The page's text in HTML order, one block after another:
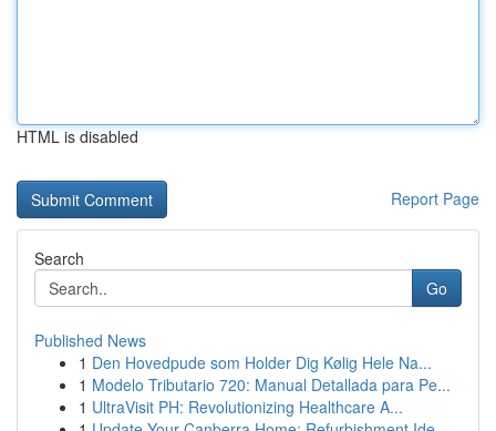
HTML is disabled
Report Page
Search
Go
Published News
1 Den Hovedpude som Holder Dig Kølig Hele Na...
1 Modelo Tributario 720: Manual Detallada para Pe...
1 UltraVisit PH: Revolutionizing Healthcare A...